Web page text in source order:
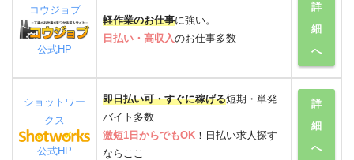
コウジョブ
公式HP
軽作業のお仕事に強い。
日払い・高収入のお仕事多数
詳
細
へ
ショットワー
クス
公式HP
即日払い可・すぐに稼げる短期・単発
バイト多数
激短1日からでもOK ！日払い求人探す
ならここ
詳
細
へ